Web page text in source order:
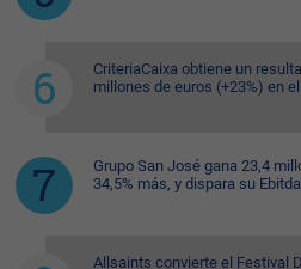
CriteriaCaixa obtiene un
millones de euros (+23%) en
Grupo San José gana 23,4
34,5% más, y dispara su
Allsaints convierte el Festival